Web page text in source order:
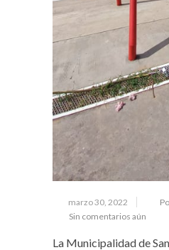
marzo 30, 2022
Sin comentarios aún
La Municipalidad de